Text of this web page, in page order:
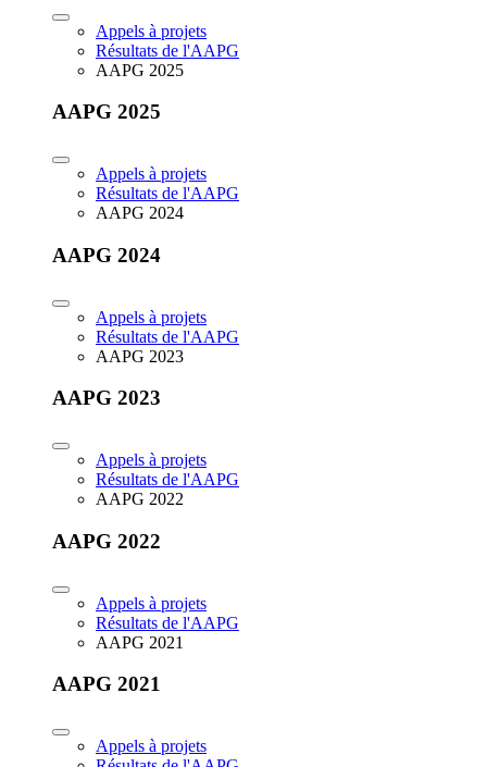
Appels à projets
Résultats de l'AAPG
AAPG 2025
AAPG 2025
Appels à projets
Résultats de l'AAPG
AAPG 2024
AAPG 2024
Appels à projets
Résultats de l'AAPG
AAPG 2023
AAPG 2023
Appels à projets
Résultats de l'AAPG
AAPG 2022
AAPG 2022
Appels à projets
Résultats de l'AAPG
AAPG 2021
AAPG 2021
Appels à projets